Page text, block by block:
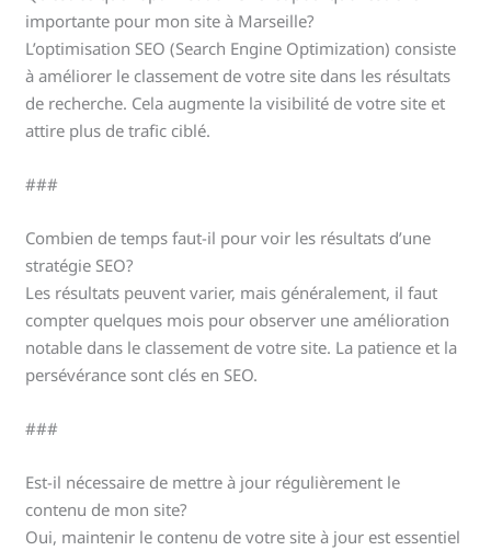
importante pour mon site à Marseille?
L’optimisation SEO (Search Engine Optimization) consiste
à améliorer le classement de votre site dans les résultats
de recherche. Cela augmente la visibilité de votre site et
attire plus de trafic ciblé.
###
Combien de temps faut-il pour voir les résultats d’une
stratégie SEO?
Les résultats peuvent varier, mais généralement, il faut
compter quelques mois pour observer une amélioration
notable dans le classement de votre site. La patience et la
persévérance sont clés en SEO.
###
Est-il nécessaire de mettre à jour régulièrement le
contenu de mon site?
Oui, maintenir le contenu de votre site à jour est essentiel